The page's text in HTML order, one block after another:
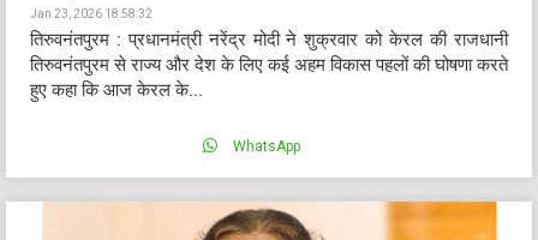
Jan 23, 2026 18:58:32
तिरुवनंतपुरम : प्रधानमंत्री नरेंद्र मोदी ने शुक्रवार को केरल की राजधानी
तिरुवनंतपुरम से राज्य और देश के लिए कई अहम विकास पहलों की घोषणा करते
हुए कहा कि आज केरल के...
WhatsApp